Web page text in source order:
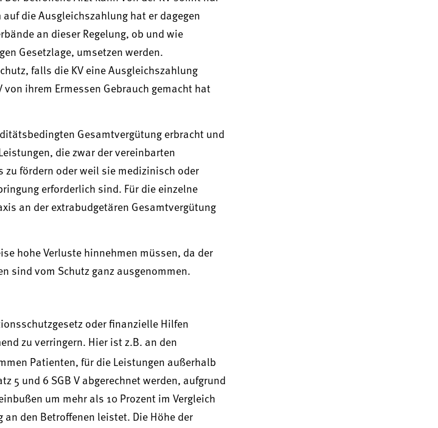
die Ausgleichszahlung hat er dagegen
an dieser Regelung, ob und wie
Gesetzlage, umsetzen werden.
falls die KV eine Ausgleichszahlung
ihrem Ermessen Gebrauch gemacht hat
Gesamtvergütung erbracht und
die zwar der vereinbarten
zu fördern oder weil sie medizinisch oder
erforderlich sind. Für die einzelne
an der extrabudgetären Gesamtvergütung
hohe Verluste hinnehmen müssen, da der
sind vom Schutz ganz ausgenommen.
oder finanzielle Hilfen
zu verringern. Hier ist z.B. an den
Patienten, für die Leistungen außerhalb
5 und 6 SGB V abgerechnet werden, aufgrund
um mehr als 10 Prozent im Vergleich
den Betroffenen leistet. Die Höhe der